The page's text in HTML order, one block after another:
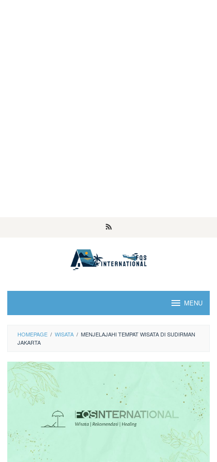
MENU
HOMEPAGE / WISATA / MENJELAJAHI TEMPAT WISATA DI SUDIRMAN
JAKARTA